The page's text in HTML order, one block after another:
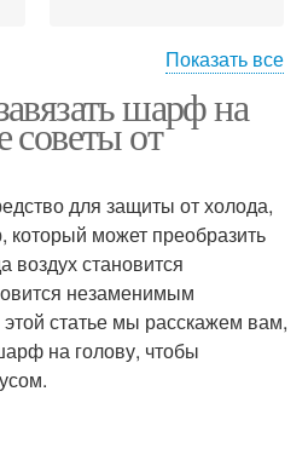
Цвета с чем
Показать все
шарф на
советы от
для защиты от холода,
который может преобразить
воздух становится
незаменимым
статье мы расскажем вам,
на голову, чтобы